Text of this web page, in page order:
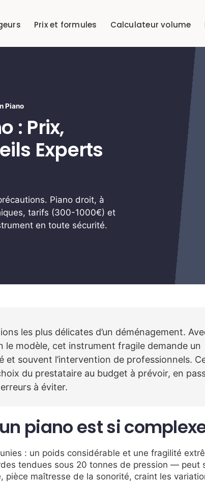
Prix et formules Calculateur volume
Piano
: Prix,
Experts
Piano droit, à
tarifs (300-1000€) et
en toute sécurité.
les plus délicates d’un déménagement.
le modèle, cet instrument fragile demande un
souvent l’intervention de professionnels.
du prestataire au budget à prévoir, en
à éviter.
piano est si
: un poids considérable et une fragilité
tendues sous 20 tonnes de pression — peut
pièce maîtresse de la sonorité, craint les